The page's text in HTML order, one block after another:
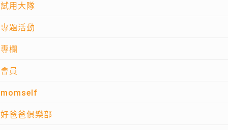
試用大隊
專題活動
專欄
會員
momself
好爸爸俱樂部